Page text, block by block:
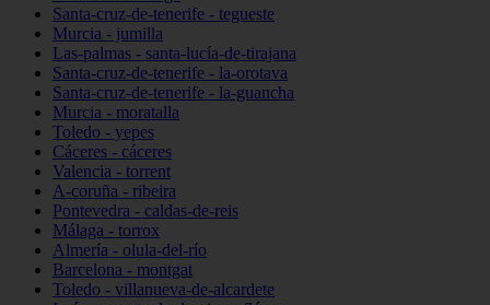
Santa-cruz-de-tenerife - tegueste
Murcia - jumilla
Las-palmas - santa-lucía-de-tirajana
Santa-cruz-de-tenerife - la-orotava
Santa-cruz-de-tenerife - la-guancha
Murcia - moratalla
Toledo - yepes
Cáceres - cáceres
Valencia - torrent
A-coruña - ribeira
Pontevedra - caldas-de-reis
Málaga - torrox
Almería - olula-del-río
Barcelona - montgat
Toledo - villanueva-de-alcardete